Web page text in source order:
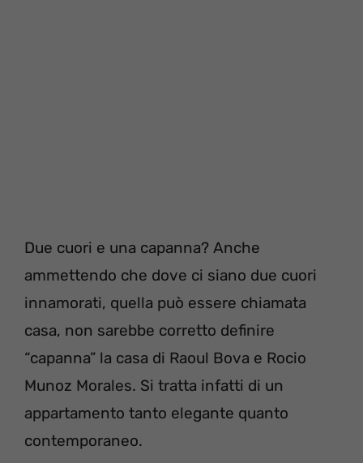
Due cuori e una capanna? Anche
ammettendo che dove ci siano due cuori
innamorati, quella può essere chiamata
casa, non sarebbe corretto definire
“capanna” la casa di Raoul Bova e Rocio
Munoz Morales. Si tratta infatti di un
appartamento tanto elegante quanto
contemporaneo.